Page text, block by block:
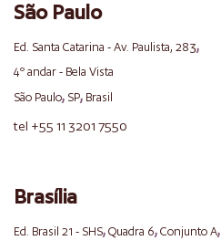
São Paulo
Ed. Santa Catarina - Av. Paulista, 283,
4º andar - Bela Vista
São Paulo, SP, Brasil
tel +55 11 3201 7550
Brasília
Ed. Brasil 21 - SHS, Quadra 6, Conjunto A,